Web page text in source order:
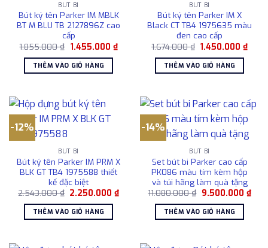
BÚT BI
Bút ký tên Parker IM MBLK
BT M BLU TB 2127896Z cao
cấp
1.855.000₫ Giá
là:
1.855.000 ₫.
1.455.000 ₫Giá
hiện
1.455.000 ₫.
THÊM VÀO GIỎ HÀNG
BÚT BI
Bút ký tên Parker IM X
Black CT TB4 1975635 màu
đen cao cấp
1.674.000₫ Giá
là:
1.674.000 ₫.
1.450.000₫Giá
hiện
THÊM VÀO GIỎ HÀNG
-12%
BÚT BI
Bút ký tên Parker IM PRM X
BLK GT TB4 1975588 thiết
kế đặc biệt
2.543.000₫ Giá
là:
2.543.000 ₫.
2.250.000₫Giá
hiện
2.250.000 ₫.
THÊM VÀO GIỎ HÀNG
-14%
BÚT BI
Set bút bi Parker cao cấp
PK086 màu tím kèm hộp
và túi hãng làm quà tặng
11.080.000₫ Giá
là:
11.080.000 ₫.
9.500.000 ₫Giá
hiện
THÊM VÀO GIỎ HÀNG